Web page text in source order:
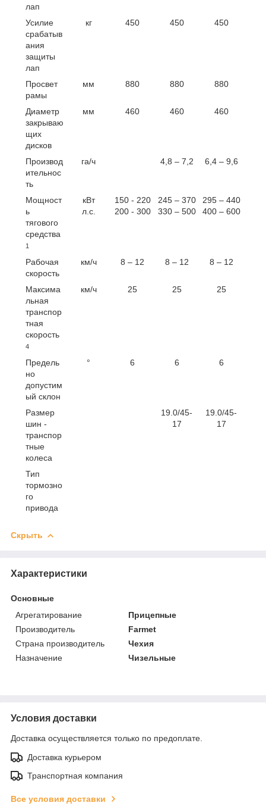
лап
Усилие
срабатыв
ания
защиты
лап
кг 450 450 450
Просвет
рамы
мм 880 880 880
Диаметр
закрываю
щих
дисков
мм 460 460 460
Производ
ительнос
ть
га/ч 4,8 – 7,2 6,4 – 9,6
Мощност
ь
тягового
средства
1
кВт
л.с.
150 - 220
200 - 300
245 – 370
330 – 500
295 – 440
400 – 600
Рабочая
скорость
км/ч 8 – 12 8 – 12 8 – 12
Максима
льная
транспор
тная
скорость
4
км/ч 25 25 25
Предель
но
допустим
ый склон
° 6 6 6
Размер
шин -
транспор
тные
колеса
19.0/45-
17
19.0/45-
17
Тип
тормозно
го
привода
Скрыть
Характеристики
Основные
Агрегатирование
Прицепные
Производитель
Farmet
Страна производитель
Чехия
Назначение
Чизельные
Условия доставки
Доставка осуществляется только по предоплате.
Доставка курьером
Транспортная компания
Все условия доставки